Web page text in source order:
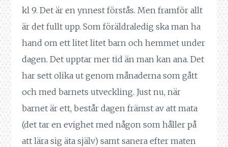
kl 9. Det är en ynnest förstås. Men framför allt
är det fullt upp. Som föräldraledig ska man ha
hand om ett litet litet barn och hemmet under
dagen. Det upptar mer tid än man kan ana. Det
har sett olika ut genom månaderna som gått
och med barnets utveckling. Just nu, när
barnet är ett, består dagen främst av att mata
(det tar en evighet med någon som håller på
att lära sig äta själv) samt sanera efter maten